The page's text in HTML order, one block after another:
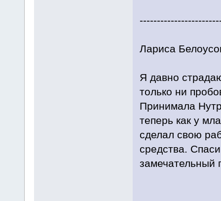
Лариса
Я давно
только ни
Принимала
теперь как у
сделал свою
средства.
замечательный